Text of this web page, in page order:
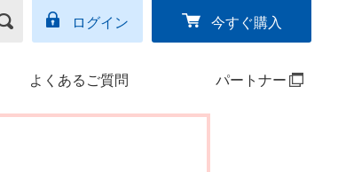
ログイン 今すぐ購入
よくあるご質問 パートナー